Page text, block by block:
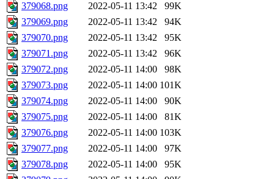
379068.png
2022-05-11 13:42
99K
379069.png
2022-05-11 13:42
94K
379070.png
2022-05-11 13:42
95K
379071.png
2022-05-11 13:42
96K
379072.png
2022-05-11 14:00
98K
379073.png
2022-05-11 14:00 101K
379074.png
2022-05-11 14:00
90K
379075.png
2022-05-11 14:00
81K
379076.png
2022-05-11 14:00 103K
379077.png
2022-05-11 14:00
97K
379078.png
2022-05-11 14:00
95K